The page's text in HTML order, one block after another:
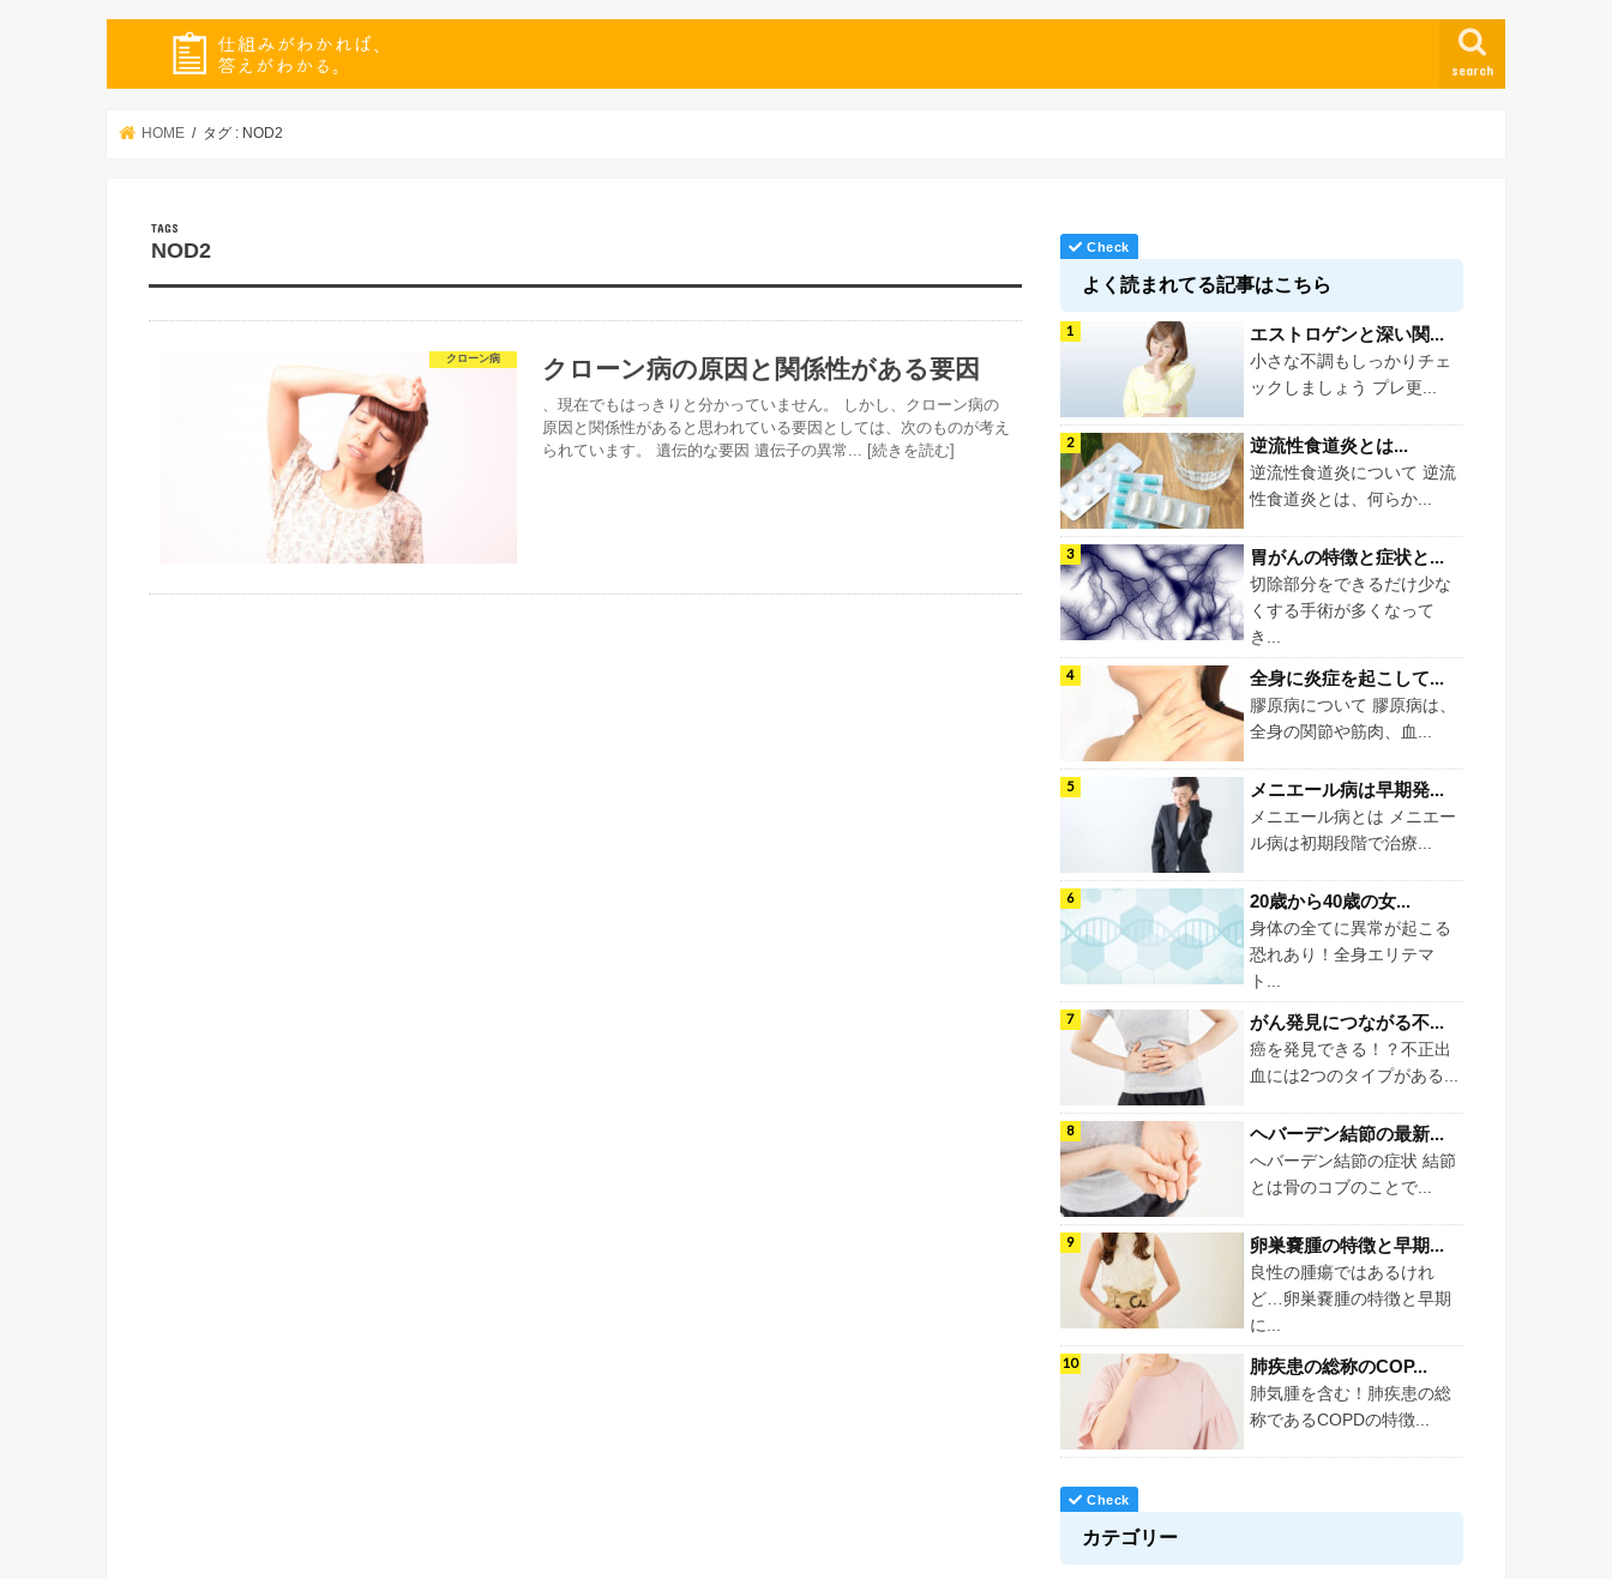
search
HOME タグ : NOD2
NOD2
クローン病 クローン病の原因と関係性がある要因
、現在でもはっきりと分かっていません。 しかし、クローン病の
原因と関係性があると思われている要因としては、次のものが考え
られています。 遺伝的な要因 遺伝子の異常... [続きを読む]
よく読まれてる記事はこちら
エストロゲンと深い関...
小さな不調もしっかりチェ
ックしましょう プレ更...
逆流性食道炎とは...
逆流性食道炎について 逆流
性食道炎とは、何らか...
胃がんの特徴と症状と...
切除部分をできるだけ少な
くする手術が多くなって
き...
全身に炎症を起こして...
膠原病について 膠原病は、
全身の関節や筋肉、血...
メニエール病は早期発...
メニエール病とは メニエー
ル病は初期段階で治療...
20歳から40歳の女...
身体の全てに異常が起こる
恐れあり！全身エリテマ
ト...
がん発見につながる不...
癌を発見できる！？不正出
血には2つのタイプがある...
ヘバーデン結節の最新...
へバーデン結節の症状 結節
とは骨のコブのことで...
卵巣嚢腫の特徴と早期...
良性の腫瘍ではあるけれ
ど…卵巣嚢腫の特徴と早期
に...
肺疾患の総称のCOP...
肺気腫を含む！肺疾患の総
称であるCOPDの特徴...
カテゴリー